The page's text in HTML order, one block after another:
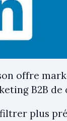
offre
B2B de
plus